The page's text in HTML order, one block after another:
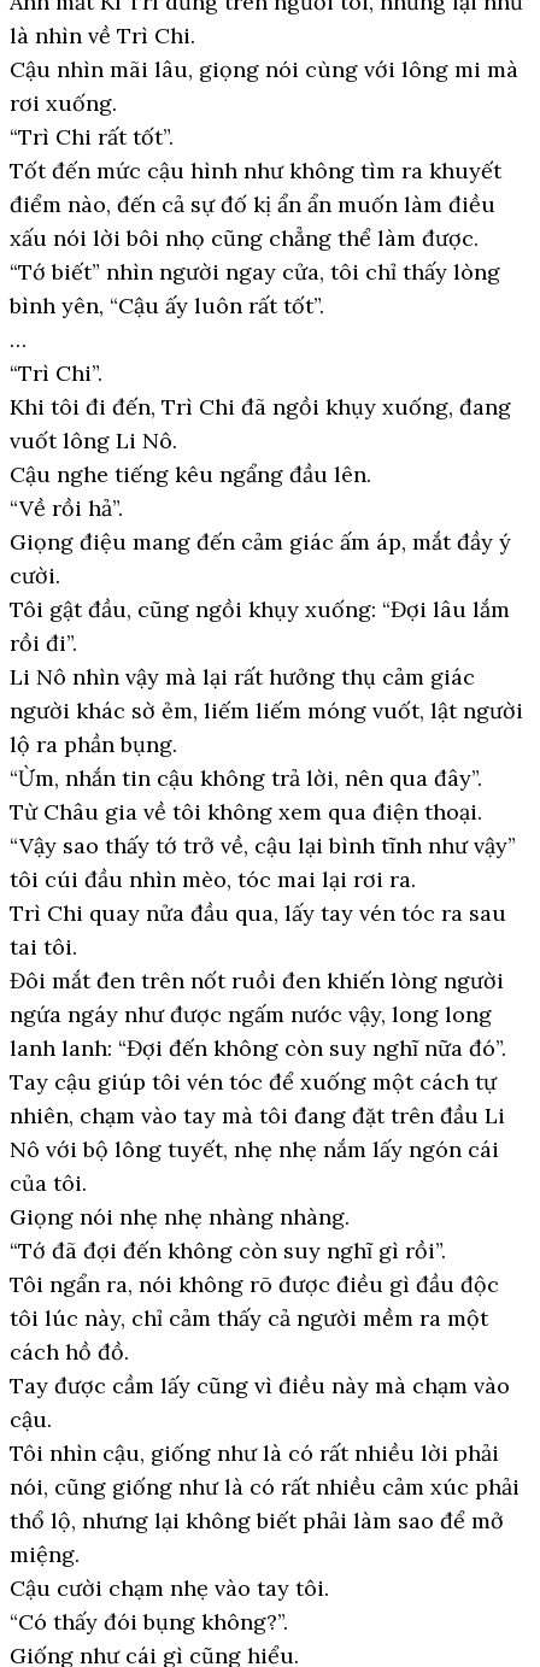
là nhìn về Trì Chi.
Cậu nhìn mãi lâu, giọng nói cùng với lông mi mà
rơi xuống.
“Trì Chi rất tốt”.
Tốt đến mức cậu hình như không tìm ra khuyết
điểm nào, đến cả sự đố kị ẩn ẩn muốn làm điều
xấu nói lời bôi nhọ cũng chẳng thể làm được.
“Tớ biết” nhìn người ngay cửa, tôi chỉ thấy lòng
bình yên, “Cậu ấy luôn rất tốt”.
…
“Trì Chi”.
Khi tôi đi đến, Trì Chi đã ngồi khụy xuống, đang
vuốt lông Li Nô.
Cậu nghe tiếng kêu ngẩng đầu lên.
“Về rồi hả”.
Giọng điệu mang đến cảm giác ấm áp, mắt đầy ý
cười.
Tôi gật đầu, cũng ngồi khụy xuống: “Đợi lâu lắm
rồi đi”.
Li Nô nhìn vậy mà lại rất hưởng thụ cảm giác
người khác sờ ẻm, liếm liếm móng vuốt, lật người
lộ ra phần bụng.
“Ừm, nhắn tin cậu không trả lời, nên qua đây”.
Từ Châu gia về tôi không xem qua điện thoại.
“Vậy sao thấy tớ trở về, cậu lại bình tĩnh như vậy”
tôi cúi đầu nhìn mèo, tóc mai lại rơi ra.
Trì Chi quay nửa đầu qua, lấy tay vén tóc ra sau
tai tôi.
Đôi mắt đen trên nốt ruồi đen khiến lòng người
ngứa ngáy như được ngấm nước vậy, long long
lanh lanh: “Đợi đến không còn suy nghĩ nữa đó”.
Tay cậu giúp tôi vén tóc để xuống một cách tự
nhiên, chạm vào tay mà tôi đang đặt trên đầu Li
Nô với bộ lông tuyết, nhẹ nhẹ nắm lấy ngón cái
của tôi.
Giọng nói nhẹ nhẹ nhàng nhàng.
“Tớ đã đợi đến không còn suy nghĩ gì rồi”.
Tôi ngẩn ra, nói không rõ được điều gì đầu độc
tôi lúc này, chỉ cảm thấy cả người mềm ra một
cách hồ đồ.
Tay được cầm lấy cũng vì điều này mà chạm vào
cậu.
Tôi nhìn cậu, giống như là có rất nhiều lời phải
nói, cũng giống như là có rất nhiều cảm xúc phải
thổ lộ, nhưng lại không biết phải làm sao để mở
miệng.
Cậu cười chạm nhẹ vào tay tôi.
“Có thấy đói bụng không?”.
Giống như cái gì cũng hiểu.